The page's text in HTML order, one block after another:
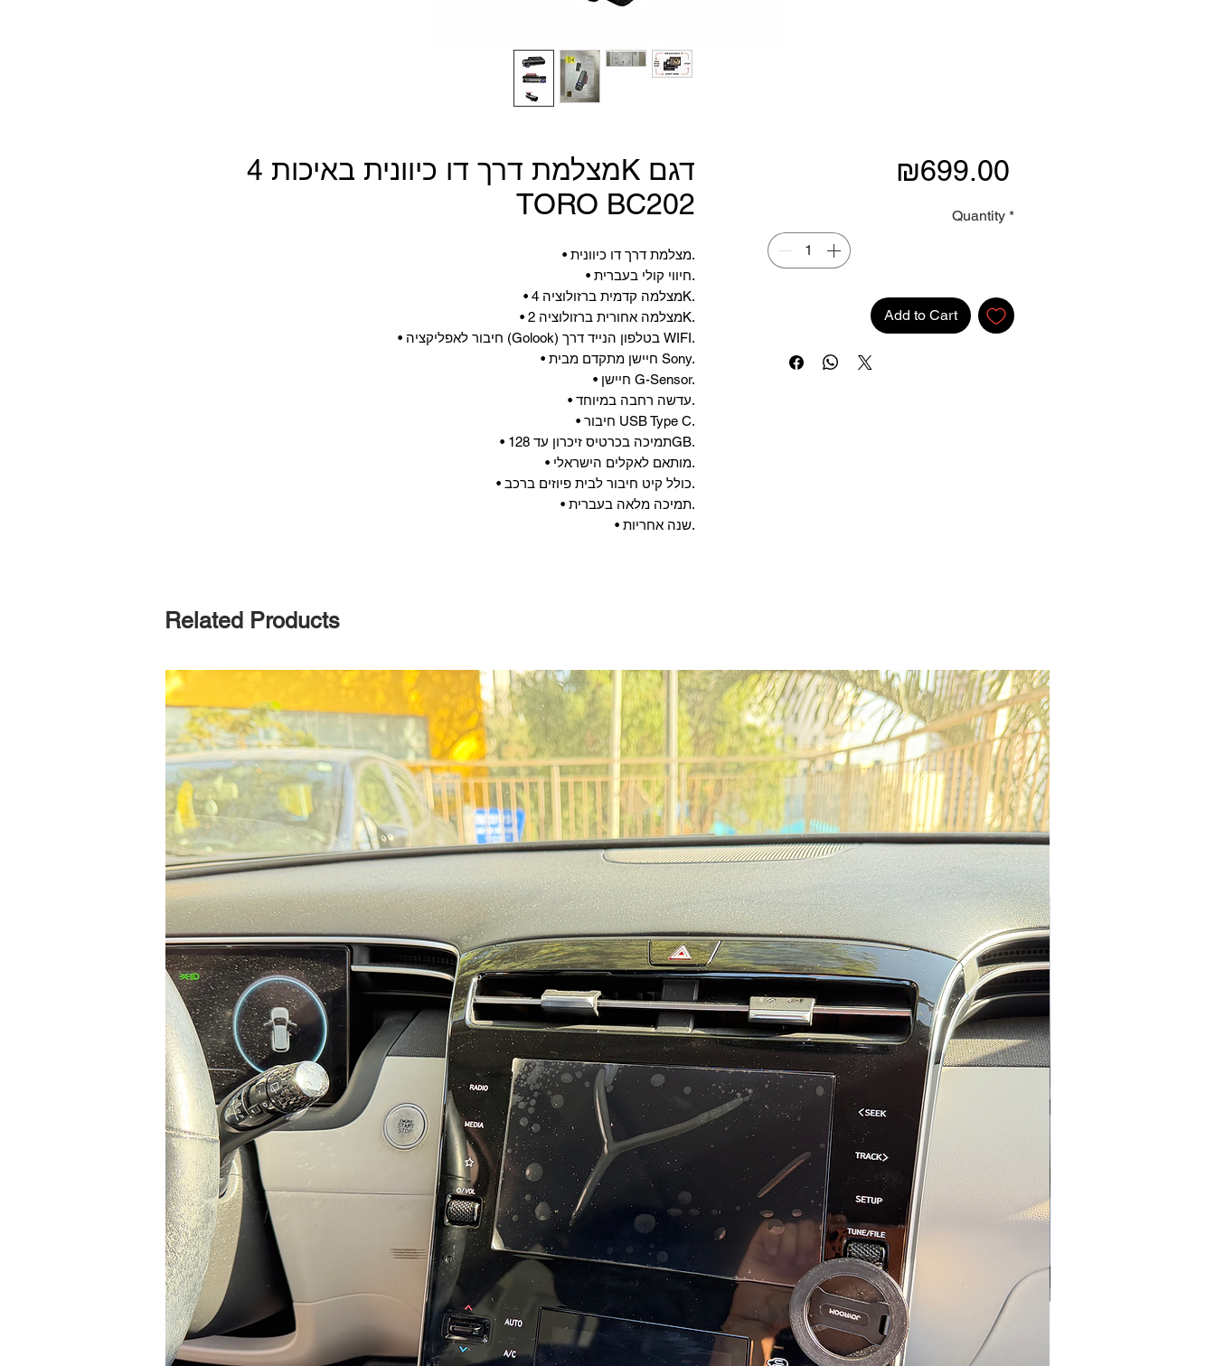
מצלמת דרך דו כיוונית באיכות 4K דגם
TORO BC202
• מצלמת דרך דו כיוונית.
• חיווי קולי בעברית.
• מצלמה קדמית ברזולוציה 4K.
• מצלמה אחורית ברזולוציה 2K.
• חיבור לאפליקציה (Golook) בטלפון הנייד דרך WIFI.
• חיישן מתקדם מבית Sony.
• חיישן G-Sensor.
• עדשה רחבה במיוחד.
• חיבור USB Type C.
• תמיכה בכרטיס זיכרון עד 128GB.
• מותאם לאקלים הישראלי.
• כולל קיט חיבור לבית פיוזים ברכב.
• תמיכה מלאה בעברית.
• שנה אחריות.
₪699.00
Quantity *
Add to Cart
Related Products